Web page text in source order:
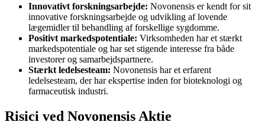
Innovativt forskningsarbejde: Novonensis er kendt for sit
innovative forskningsarbejde og udvikling af lovende
lægemidler til behandling af forskellige sygdomme.
Positivt markedspotentiale: Virksomheden har et stærkt
markedspotentiale og har set stigende interesse fra både
investorer og samarbejdspartnere.
Stærkt ledelsesteam: Novonensis har et erfarent
ledelsesteam, der har ekspertise inden for bioteknologi og
farmaceutisk industri.
Risici ved Novonensis Aktie